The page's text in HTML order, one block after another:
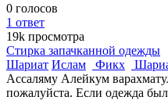
0 голосов
1 ответ
19k просмотра
Стирка запачканной одежды
Шариат Ислам Фикх
Ассаляму Алейкум
пожалуйста. Если одежда